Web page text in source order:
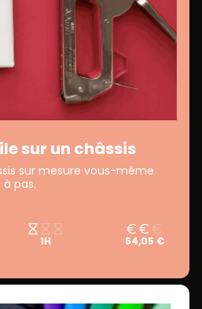
sur un châssis
sur mesure vous-même
pas.
1H 54,05 €